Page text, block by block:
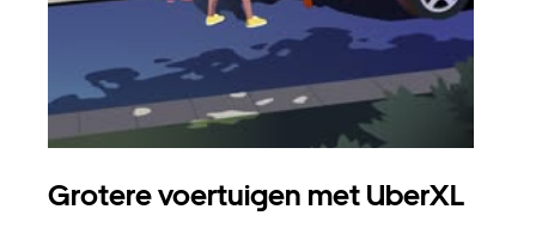
Grotere voertuigen met UberXL